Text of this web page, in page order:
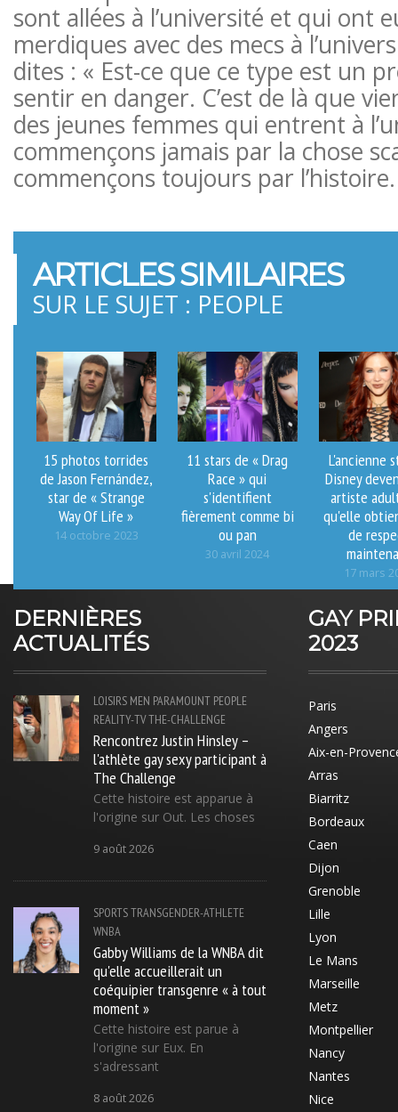
sont allées à l’université et qui ont
merdiques avec des mecs à
dites : « Est-ce que ce type est un
sentir en danger. C’est de là que
des jeunes femmes qui entrent à
commençons jamais par la chose
commençons toujours par l’histoire.
ARTICLES SIMILAIRES
SUR LE SUJET : PEOPLE
15 photos torrides
de Jason Fernández,
star de « Strange
Way Of Life »
14 octobre 2023
11 stars de « Drag
Race » qui
s'identifient
fièrement comme bi
ou pan
30 avril 2024
L'ancienne
Disney
artiste
qu'elle
de
17 mars
DERNIÈRES
ACTUALITÉS
LOISIRS MEN PARAMOUNT PEOPLE
REALITY-TVTHE-CHALLENGE
Rencontrez Justin Hinsley –
l'athlète gay sexy participant à
The Challenge
Cette histoire est apparue à
l'origine sur Out. Les choses
9 août 2026
SPORTSTRANSGENDER-ATHLETE
WNBA
Gabby Williams de la WNBA dit
qu'elle accueillerait un
coéquipier transgenre « à tout
moment »
Cette histoire est parue à
l'origine sur Eux. En
s'adressant
8 août 2026
GAY
2023
Paris
Angers
Aix-en-
Arras
Biarritz
Bordeaux
Caen
Dijon
Grenoble
Lille
Lyon
Le Mans
Marseille
Metz
Montpellier
Nancy
Nantes
Nice